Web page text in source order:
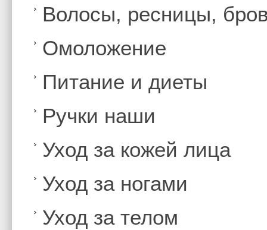
Волосы, ресницы,
Омоложение
Питание и диеты
Ручки наши
Уход за кожей лица
Уход за ногами
Уход за телом